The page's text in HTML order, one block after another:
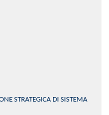
STRATEGICA DI SISTEMA